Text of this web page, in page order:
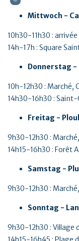
Mittwoch -
10h30-11h30 :
14h-17h : Square
Donnerstag
10h-12h30 : Marché,
14h30-16h30 : Saint-
Freitag -
9h30-12h30 :
14h15-16h30 : Forêt
Samstag -
9h30-12h30 :
Sonntag -
9h30-12h30 : Village